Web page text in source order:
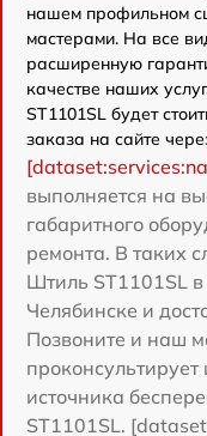
нашем профильном
мастерами. На все
расширенную
качестве наших
ST1101SL будет
заказа на сайте
выполняется на
габаритного
ремонта. В таких
Штиль ST1101SL
Челябинске и
Позвоните и наш
проконсультирует
источника
ST1101SL.